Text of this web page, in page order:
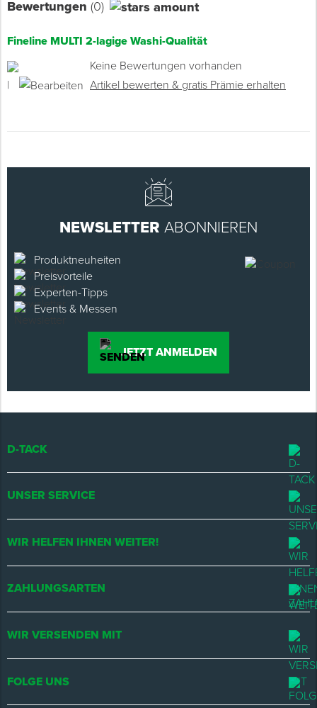
Bewertungen (0)
Fineline MULTI 2-lagige Washi-Qualität
Keine Bewertungen vorhanden
|
Artikel bewerten & gratis Prämie erhalten
NEWSLETTER ABONNIEREN
Produktneuheiten
Preisvorteile
Experten-Tipps
Events & Messen
JETZT ANMELDEN
D-TACK
UNSER SERVICE
WIR HELFEN IHNEN WEITER!
ZAHLUNGSARTEN
WIR VERSENDEN MIT
FOLGE UNS